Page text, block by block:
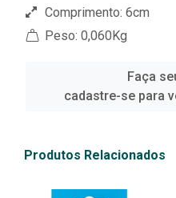
Comprimento: 6cm
Peso: 0,060Kg
Faça
cadastre-se para
Produtos Relacionados